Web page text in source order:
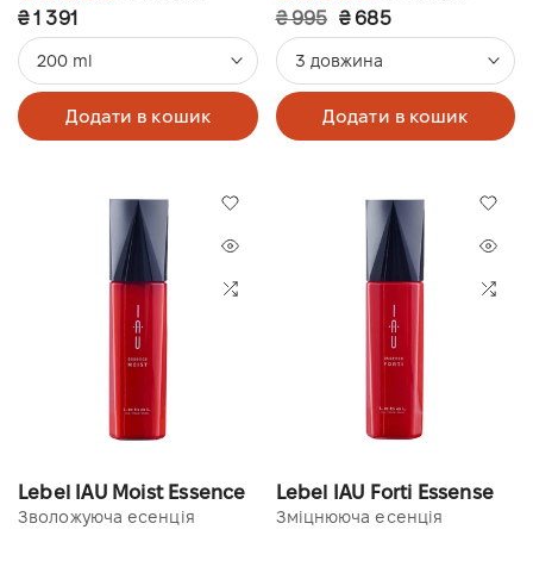
₴ 1 391
200 ml
Додати в кошик
₴ 995 ₴ 685
3 довжина
Додати в кошик
Lebel IAU Moist Essence
Зволожуюча есенція
Lebel IAU Forti Essense
Зміцнююча есенція